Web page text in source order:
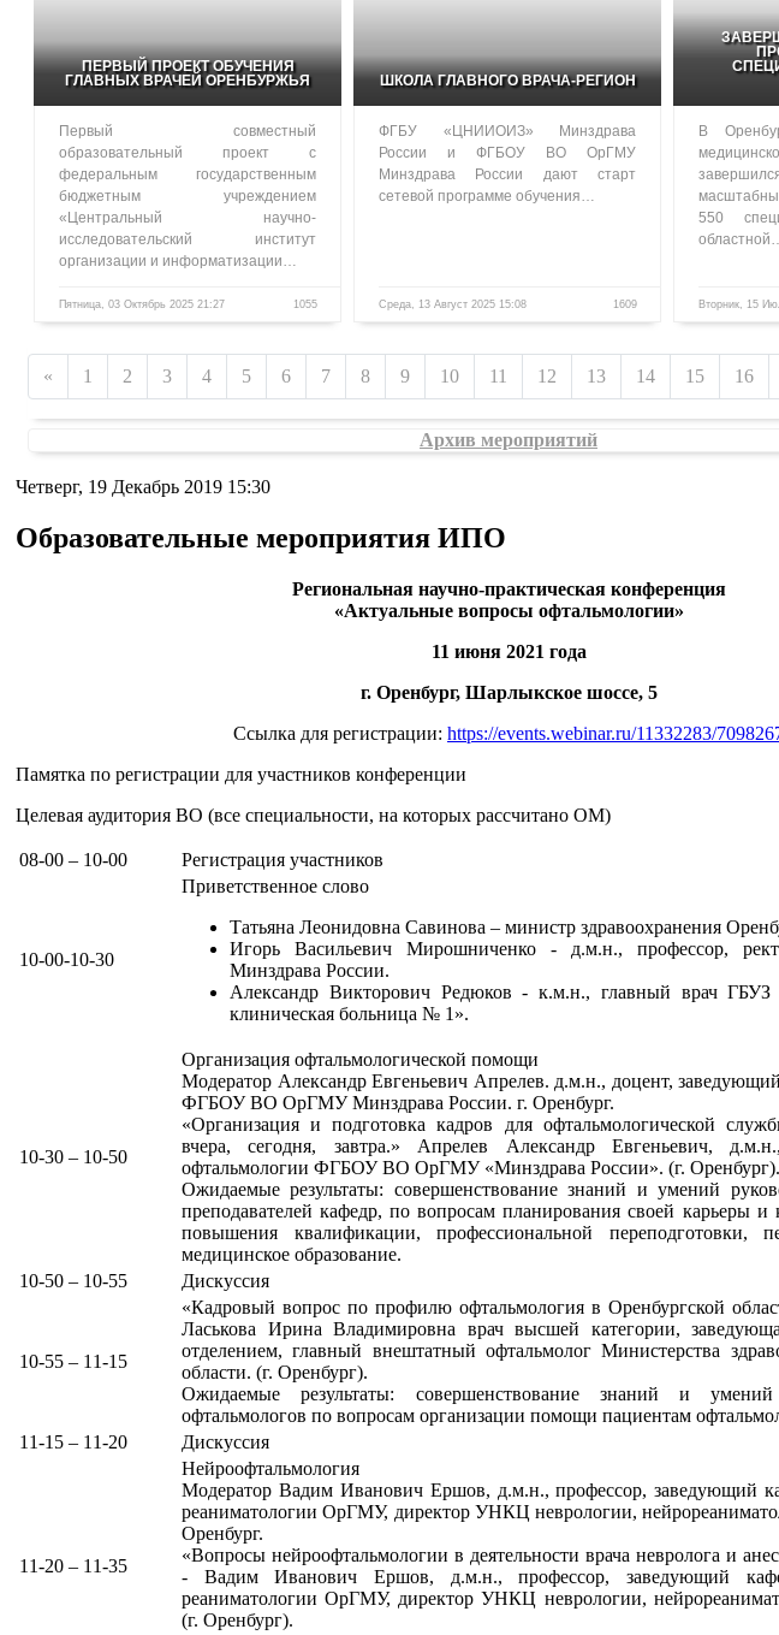
ПЕРВЫЙ ПРОЕКТ ОБУЧЕНИЯ
ГЛАВНЫХ ВРАЧЕЙ ОРЕНБУРЖЬЯ
Первый совместный
образовательный проект с
федеральным государственным
бюджетным учреждением
«Центральный научно-
исследовательский институт
организации и информатизации…
Пятница, 03 Октябрь 2025 21:27 1055
ШКОЛА ГЛАВНОГО ВРАЧА-РЕГИОН
ФГБУ «ЦНИИОИЗ» Минздрава
России и ФГБОУ ВО ОрГМУ
Минздрава России дают старт
сетевой программе обучения…
Среда, 13 Август 2025 15:08 1609
В
550
Вторник, 15
« 1 2 3 4 5 6 7 8 9 10 11 12 13 14 15 16
Архив мероприятий
Четверг, 19 Декабрь 2019 15:30
Образовательные мероприятия ИПО
Региональная научно-практическая конференция
«Актуальные вопросы офтальмологии»
11 июня 2021 года
г. Оренбург, Шарлыкское шоссе, 5
Ссылка для регистрации:https://events.webinar.ru/11332283/
Памятка по регистрации для участников конференции
Целевая аудитория ВО (все специальности, на которых рассчитано ОМ)
08-00 – 10-00 Регистрация участников
10-00-10-30
Приветственное слово
Татьяна Леонидовна Савинова – министр здравоохранения
Игорь Васильевич Мирошниченко - д.м.н., профессор,
Минздрава России.
Александр Викторович Редюков - к.м.н., главный врач ГБУЗ
клиническая больница № 1».
10-30 – 10-50
Организация офтальмологической помощи
Модератор Александр Евгеньевич Апрелев. д.м.н., доцент,
ФГБОУ ВО ОрГМУ Минздрава России. г. Оренбург.
«Организация и подготовка кадров для офтальмологической
вчера, сегодня, завтра.» Апрелев Александр Евгеньевич,
офтальмологии ФГБОУ ВО ОрГМУ «Минздрава России». (г. Оренбург).
Ожидаемые результаты: совершенствование знаний и умений
преподавателей кафедр, по вопросам планирования своей карьеры и
повышения квалификации, профессиональной переподготовки,
медицинское образование.
10-50 – 10-55
Дискуссия
10-55 – 11-15
«Кадровый вопрос по профилю офтальмология в Оренбургской
Ласькова Ирина Владимировна врач высшей категории,
отделением, главный внештатный офтальмолог Министерства
области. (г. Оренбург).
Ожидаемые результаты: совершенствование знаний и умений
офтальмологов по вопросам организации помощи пациентам
11-15 – 11-20
Дискуссия
11-20 – 11-35
Нейроофтальмология
Модератор Вадим Иванович Ершов, д.м.н., профессор, заведующий
реаниматологии ОрГМУ, директор УНКЦ неврологии,
Оренбург.
«Вопросы нейроофтальмологии в деятельности врача невролога и
- Вадим Иванович Ершов, д.м.н., профессор, заведующий
реаниматологии ОрГМУ, директор УНКЦ неврологии,
(г. Оренбург).